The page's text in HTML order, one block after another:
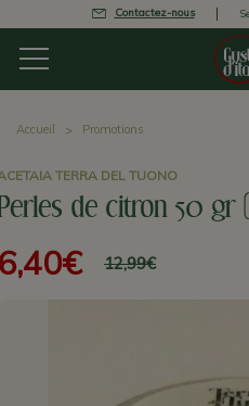
Contactez-nous
Accueil Promotions
TERRA DEL TUONO
de citron 50 gr
12,99€